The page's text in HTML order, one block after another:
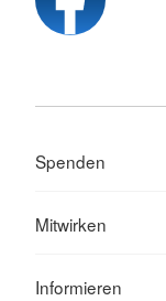
Spenden
Mitwirken
Informieren